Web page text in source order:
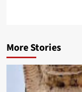
More Stories